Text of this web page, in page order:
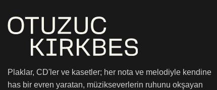
Plaklar, CD'ler ve kasetler; her nota ve melodiyle kendine
has bir evren yaratan, müzikseverlerin ruhunu okşayan